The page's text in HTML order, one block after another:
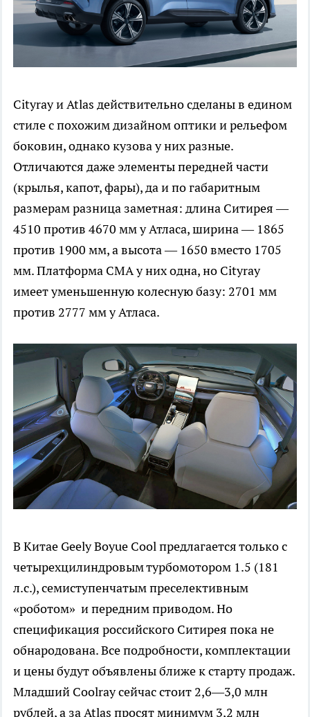
Cityray и Atlas действительно сделаны в едином
стиле с похожим дизайном оптики и рельефом
боковин, однако кузова у них разные.
Отличаются даже элементы передней части
(крылья, капот, фары), да и по габаритным
размерам разница заметная: длина Ситирея —
4510 против 4670 мм у Атласа, ширина — 1865
против 1900 мм, а высота — 1650 вместо 1705
мм. Платформа CMA у них одна, но Cityray
имеет уменьшенную колесную базу: 2701 мм
против 2777 мм у Атласа.
В Китае Geely Boyue Cool предлагается только с
четырехцилиндровым турбомотором 1.5 (181
л.с.), семиступенчатым преселективным
«роботом» и передним приводом. Но
спецификация российского Ситирея пока не
обнародована. Все подробности, комплектации
и цены будут объявлены ближе к старту продаж.
Младший Coolray сейчас стоит 2,6—3,0 млн
рублей, а за Atlas просят минимум 3,2 млн